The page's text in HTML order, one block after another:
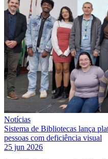
Notícias
Sistema de Bibliotecas lança
pessoas com deficiência visual
25 jun 2026